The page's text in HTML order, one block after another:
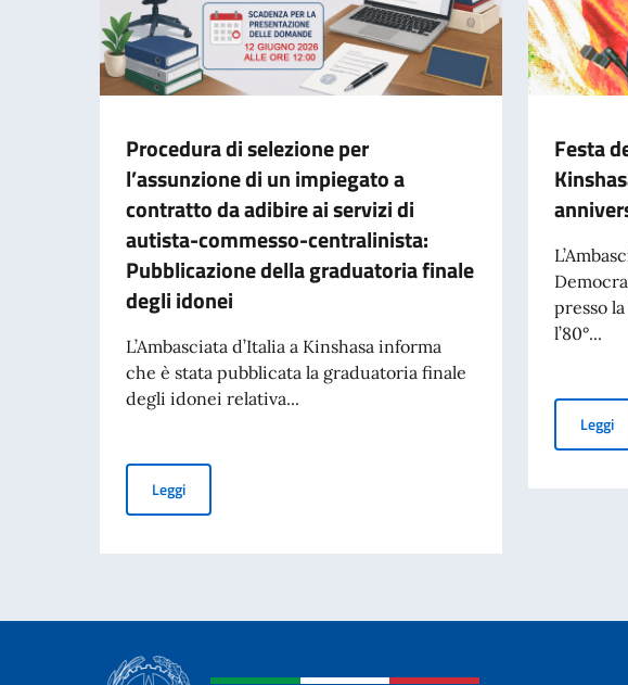
Procedura di selezione per
l’assunzione di un impiegato a
contratto da adibire ai servizi di
autista-commesso-centralinista:
Pubblicazione della graduatoria finale
degli idonei
L’Ambasciata d’Italia a Kinshasa informa
che è stata pubblicata la graduatoria finale
degli idonei relativa...
LeggiProcedura di selezione per l’assunzione di un impiegato a
Festa
presso
l’80°...
Leggi